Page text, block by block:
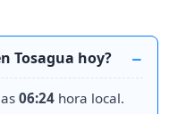
Tosagua hoy?
06:24 hora local.